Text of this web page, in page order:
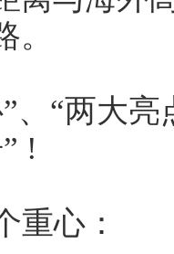
“两大亮
!
心：